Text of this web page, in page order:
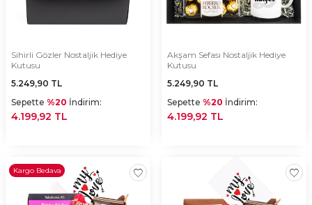
Sihirli Gözler Nostaljik Hediye
Kutusu
5.249,90 TL
Sepette %20 İndirim:
4.199,92 TL
Akşam Sefası Nostaljik Hediye
Kutusu
5.249,90 TL
Sepette %20 İndirim:
4.199,92 TL
Kargo Bedava